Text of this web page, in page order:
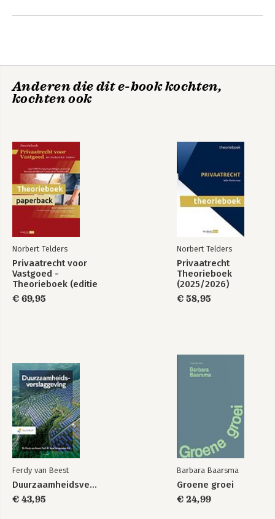
Anderen die dit e-book kochten,
kochten ook
Norbert Telders
Privaatrecht voor
Vastgoed -
Theorieboek (editie
2023/2024)
€ 69,95
Norbert Telders
Privaatrecht
Theorieboek
(2025/2026)
€ 58,95
Ferdy van Beest
Duurzaamheidsverslaggeving
€ 43,95
Barbara Baarsma
Groene groei
€ 24,99